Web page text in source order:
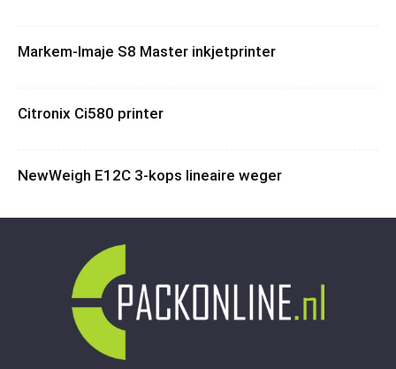
Markem-Imaje S8 Master inkjetprinter
Citronix Ci580 printer
NewWeigh E12C 3-kops lineaire weger